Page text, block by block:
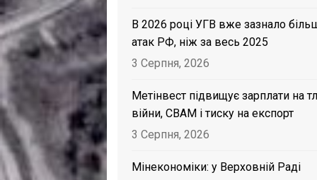
В 2026 році УГВ вже зазнало
атак РФ, ніж за весь 2025
3 Серпня, 2026
Метінвест підвищує зарплати на
війни, CBAM і тиску на експорт
3 Серпня, 2026
Мінекономіки: у Верховній Раді